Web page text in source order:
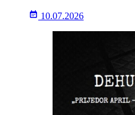
10.07.2026